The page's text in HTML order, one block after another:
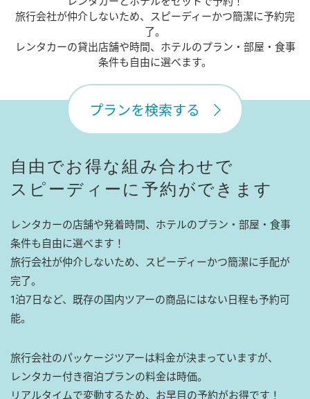
旅行会社が仲介しないため、
スピーディーかつ簡潔に予約完
了。
レンタカーの貸出店舗や時間、 ホテルのプラン・部屋・食事
条件も自由に選べます。
プランを検索する
自由でお得な組み合わせで
スピーディーに予約ができます
レンタカーの店舗や発着時間、ホテルのプラン・部屋・食事
条件も自由に選べます！
旅行会社が仲介しないため、スピーディーかつ簡潔に手配が
完了。
1泊7日など、既存の国内ツアーの商品にはない日程も予約可
能。
旅行会社のパッケージツアーは料金が決まっていますが、
レンタカー付き宿泊プランの料金は時価。
リアルタイムで変動するため、お早目の予約がお得です！